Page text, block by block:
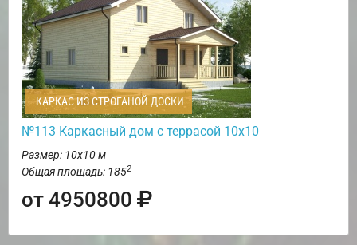
КАРКАС ИЗ СТРОГАНОЙ ДОСКИ
№113 Каркасный дом с террасой 10х10
Размер: 10х10 м
Общая площадь: 1852
от 4950800